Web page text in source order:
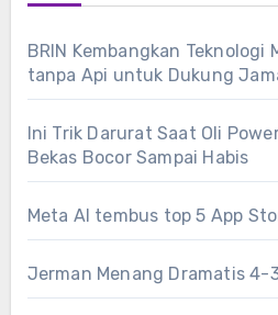
BRIN Kembangkan Teknologi
tanpa Api untuk Dukung
Ini Trik Darurat Saat Oli
Bekas Bocor Sampai Habis
Meta AI tembus top 5 App
Jerman Menang Dramatis 4-